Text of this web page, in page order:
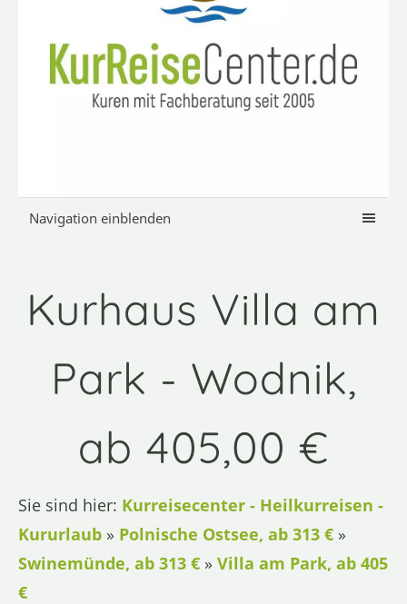
Navigation einblenden
Kurhaus Villa am
Park - Wodnik,
ab 405,00 €
Sie sind hier: Kurreisecenter - Heilkurreisen -
Kururlaub » Polnische Ostsee, ab 313 € »
Swinemünde, ab 313 € » Villa am Park, ab 405
€